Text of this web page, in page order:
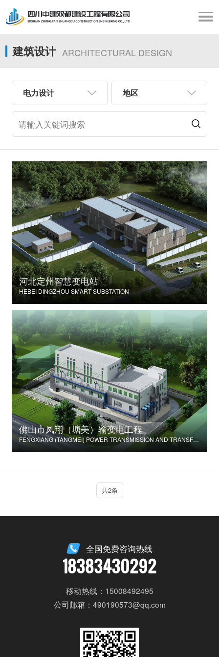
建筑设计 ARCHITECTURAL DESIGN
电力设计 地区
河北定州智慧变电站
HEBEI DINGZHOU SMART SUBSTATION
佛山市凤翔（塘美）输变电工程
FENGXIANG (TANGMEI) POWER TRANSMISSION AND TRANSFORMATION PROJECT
共2条
全国免费咨询热线
18383430292
移动热线：15008492495
公司邮箱：490190573@qq.com